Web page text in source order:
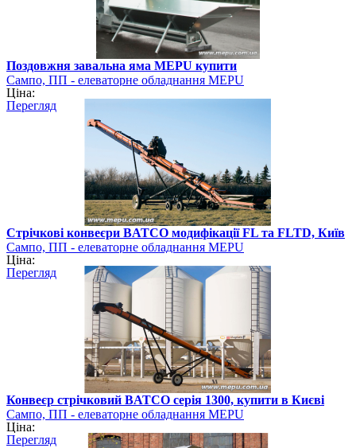
Поздовжня завальна яма MEPU купити
Сампо, ПП - елеваторне обладнання MEPU
Ціна:
Перегляд
Стрічкові конвеєри BATCO модифікації FL та FLTD, Київ
Сампо, ПП - елеваторне обладнання MEPU
Ціна:
Перегляд
Конвеєр стрічковий BATCO серія 1300, купити в Києві
Сампо, ПП - елеваторне обладнання MEPU
Ціна:
Перегляд